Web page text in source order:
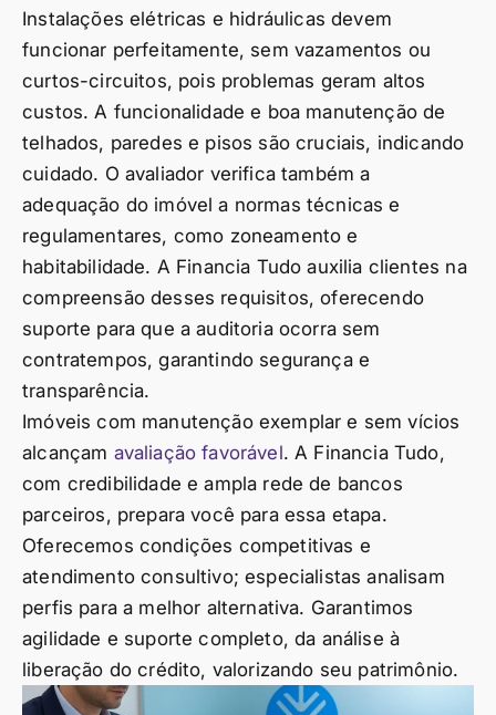
Instalações elétricas e hidráulicas devem
funcionar perfeitamente, sem vazamentos ou
curtos-circuitos, pois problemas geram altos
custos. A funcionalidade e boa manutenção de
telhados, paredes e pisos são cruciais, indicando
cuidado. O avaliador verifica também a
adequação do imóvel a normas técnicas e
regulamentares, como zoneamento e
habitabilidade. A Financia Tudo auxilia clientes na
compreensão desses requisitos, oferecendo
suporte para que a auditoria ocorra sem
contratempos, garantindo segurança e
transparência.
Imóveis com manutenção exemplar e sem vícios
alcançam avaliação favorável. A Financia Tudo,
com credibilidade e ampla rede de bancos
parceiros, prepara você para essa etapa.
Oferecemos condições competitivas e
atendimento consultivo; especialistas analisam
perfis para a melhor alternativa. Garantimos
agilidade e suporte completo, da análise à
liberação do crédito, valorizando seu patrimônio.